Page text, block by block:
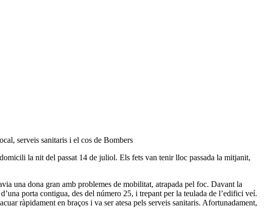
serveis sanitaris i el cos de Bombers
la nit del passat 14 de juliol. Els fets van tenir lloc passada la mitjanit,
una dona gran amb problemes de mobilitat, atrapada pel foc. Davant la
porta contigua, des del número 25, i trepant per la teulada de l’edifici veí.
ràpidament en braços i va ser atesa pels serveis sanitaris. Afortunadament,